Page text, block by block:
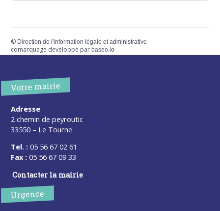
© Direction de l'information légale et administrative
comarquage developpé parbaseo.io
Votre mairie
Adresse
2 chemin de peyroutic
33550 – Le Tourne
Tel. : 05 56 67 02 61
Fax : 05 56 67 09 33
Contacter la mairie
Urgence